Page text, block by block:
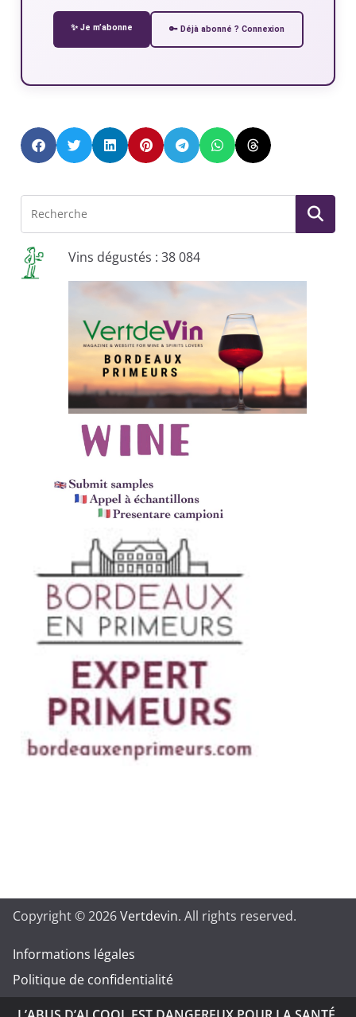
✨ Je m’abonne 🔑 Déjà abonné ? Connexion
Vins dégustés : 38 084
Copyright © 2026Vertdevin. All rights reserved.
Informations légales
Politique de confidentialité